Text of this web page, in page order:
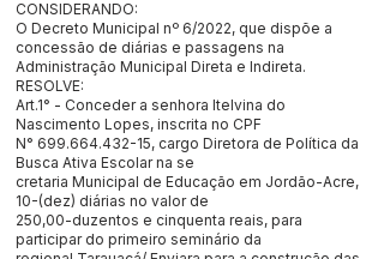
CONSIDERANDO:
O Decreto Municipal nº 6/2022, que dispõe a
concessão de diárias e passagens na
Administração Municipal Direta e Indireta.
RESOLVE:
Art.1° - Conceder a senhora Itelvina do
Nascimento Lopes, inscrita no CPF
N° 699.664.432-15, cargo Diretora de Política da
Busca Ativa Escolar na se
cretaria Municipal de Educação em Jordão-Acre,
10-(dez) diárias no valor de
250,00-duzentos e cinquenta reais, para
participar do primeiro seminário da